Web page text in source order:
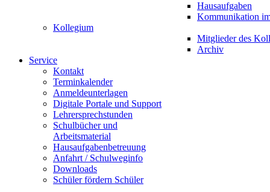
Hausaufgaben
Kommunikation
Kollegium
Mitglieder des
Archiv
Service
Kontakt
Terminkalender
Anmeldeunterlagen
Digitale Portale und Support
Lehrersprechstunden
Schulbücher und
Arbeitsmaterial
Hausaufgabenbetreuung
Anfahrt / Schulweginfo
Downloads
Schüler fördern Schüler